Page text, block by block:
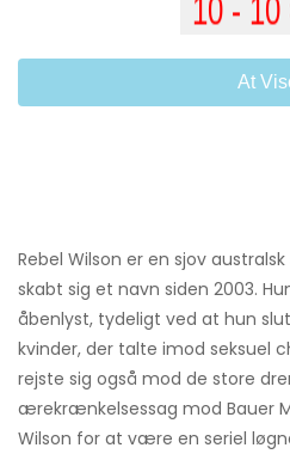
At
Rebel Wilson er en sjov
skabt sig et navn siden 2003.
åbenlyst, tydeligt ved at hun
kvinder, der talte imod seksuel
rejste sig også mod de store
ærekrænkelsessag mod Bauer
Wilson for at være en seriel